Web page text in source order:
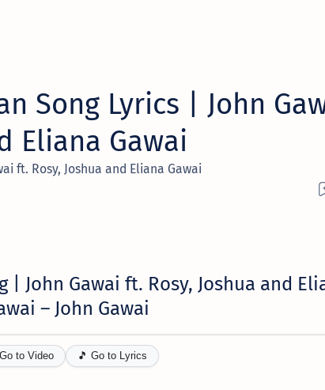
Song Lyrics | John
Eliana Gawai
ft. Rosy, Joshua and Eliana Gawai
| John Gawai ft. Rosy, Joshua and
– John Gawai
to Video 🎵 Go to Lyrics